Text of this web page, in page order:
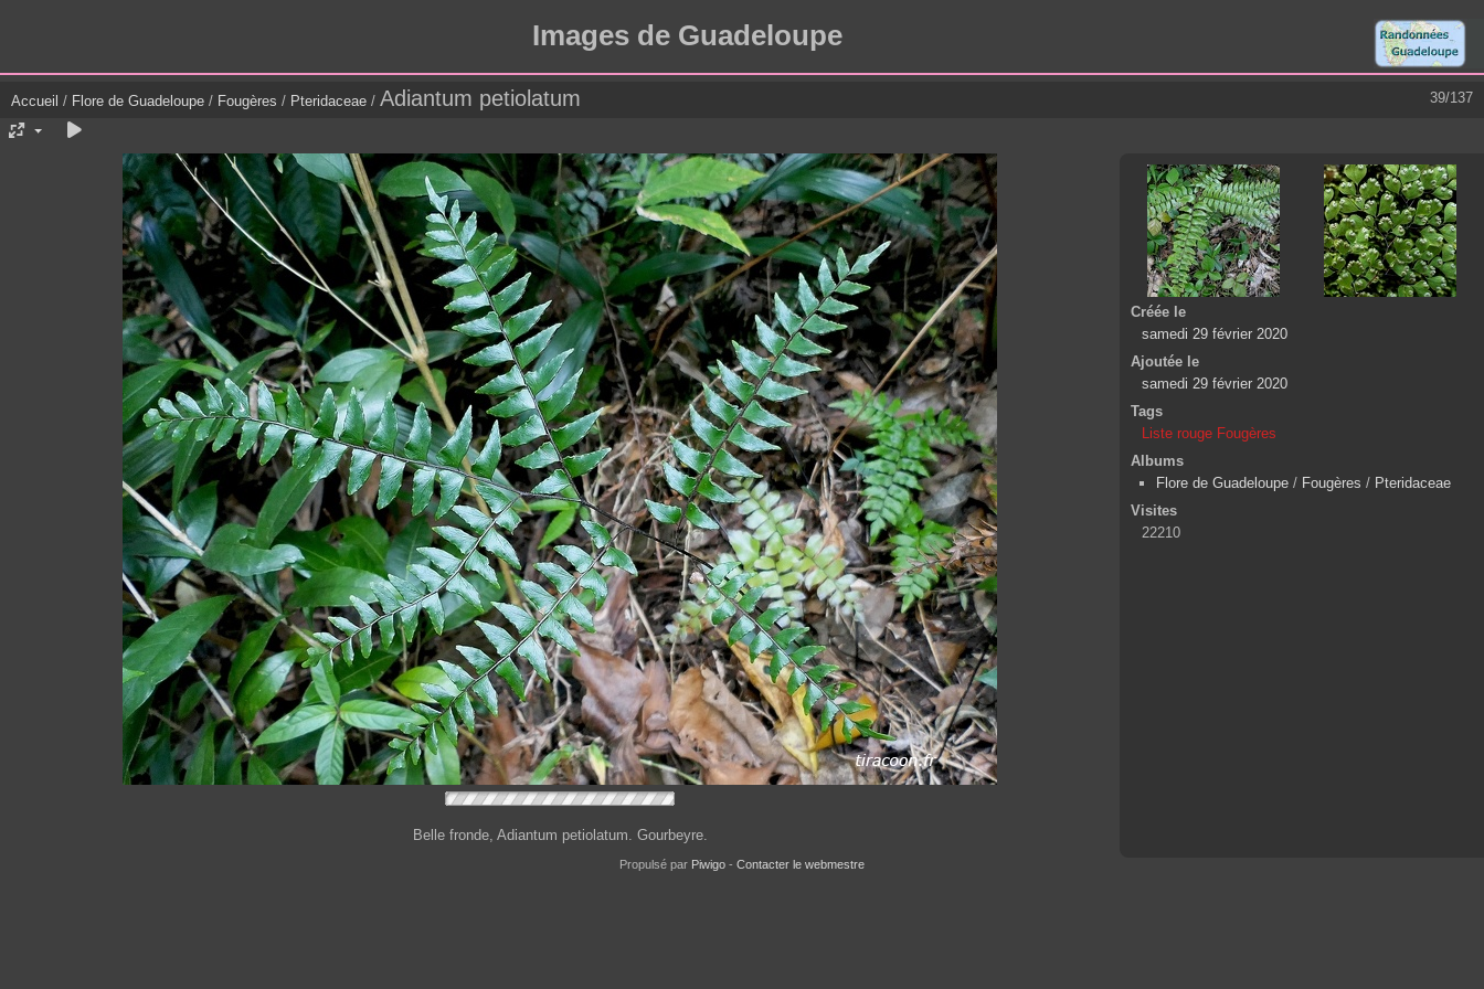
Images de Guadeloupe
39/137
Accueil / Flore de Guadeloupe / Fougères / Pteridaceae / Adiantum petiolatum
Belle fronde, Adiantum petiolatum. Gourbeyre.
Créée le
samedi 29 février 2020
Ajoutée le
samedi 29 février 2020
Tags
Liste rouge Fougères
Albums
Flore de Guadeloupe / Fougères / Pteridaceae
Visites
22210
Propulsé par Piwigo - Contacter le webmestre